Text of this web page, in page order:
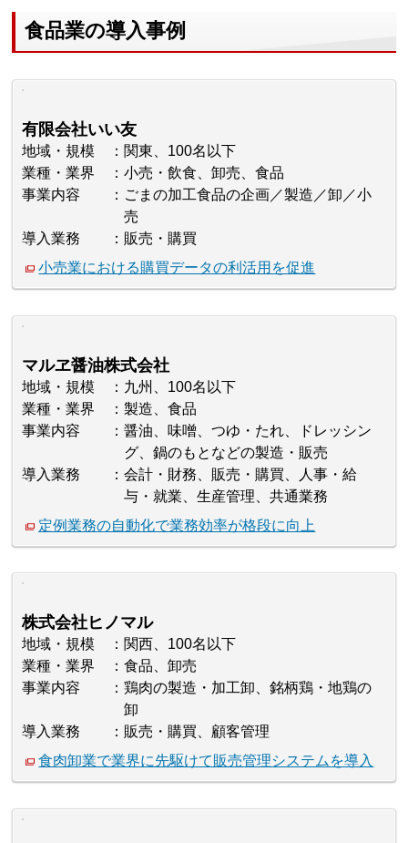
食品業の導入事例
有限会社いい友
地域・規模
関東、100名以下
業種・業界
小売・飲食、卸売、食品
事業内容
ごまの加工食品の企画／製造／卸／小
売
導入業務
販売・購買
小売業における購買データの利活用を促進
マルヱ醤油株式会社
地域・規模
九州、100名以下
業種・業界
製造、食品
事業内容
醤油、味噌、つゆ・たれ、ドレッシン
グ、鍋のもとなどの製造・販売
導入業務
会計・財務、販売・購買、人事・給
与・就業、生産管理、共通業務
定例業務の自動化で業務効率が格段に向上
株式会社ヒノマル
地域・規模
関西、100名以下
業種・業界
食品、卸売
事業内容
鶏肉の製造・加工卸、銘柄鶏・地鶏の
卸
導入業務
販売・購買、顧客管理
食肉卸業で業界に先駆けて販売管理システムを導入